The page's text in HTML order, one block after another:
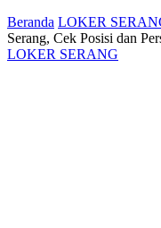
Beranda LOKER
Serang, Cek Posisi dan
LOKER SERANG